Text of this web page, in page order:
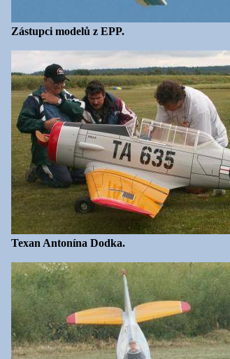
Zástupci modelů z EPP.
Texan Antonína Dodka.